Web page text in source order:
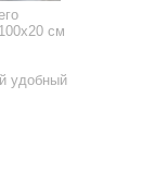
см
удобный